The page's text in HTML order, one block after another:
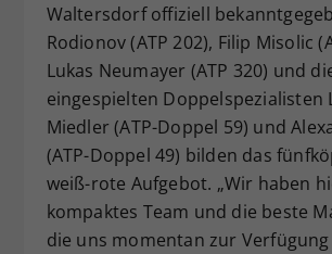
Waltersdorf offiziell
Rodionov (ATP 202), Filip Misolic
Lukas Neumayer (ATP 320) und
eingespielten Doppelspezialisten
Miedler (ATP-Doppel 59) und
(ATP-Doppel 49) bilden das
weiß-rote Aufgebot. „Wir haben
kompaktes Team und die beste
die uns momentan zur Verfügung